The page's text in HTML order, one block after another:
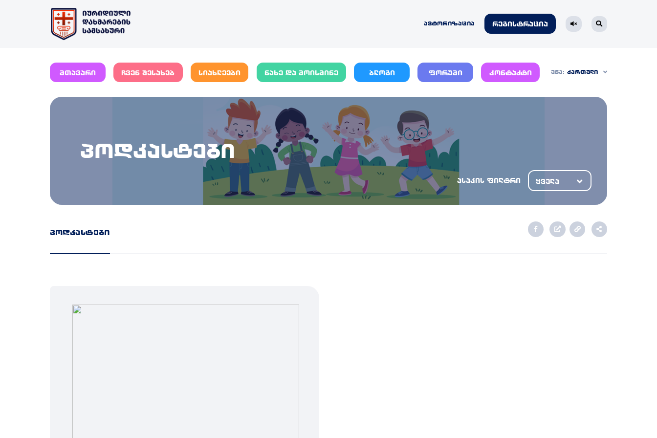
ავტორიზაცია რეგისტრაცია
მთავარი ჩვენ შესახებ სიახლეები ნახე და მოისმინე ბლოგი ფორუმი კონტაქტი ენა: ქართული
პოდკასტები
ასაკის ფილტრი ყველა
პოდკასტები